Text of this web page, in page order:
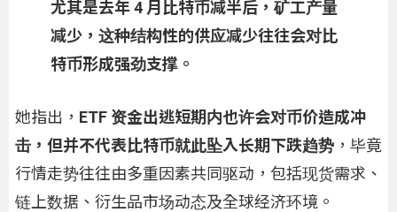
尤其是去年 4 月比特币减半后，矿工产量
减少，这种结构性的供应减少往往会对比
特币形成强劲支撑。
她指出， ETF 资金出逃短期内也许会对币价造成冲
击，但并不代表比特币就此坠入长期下跌趋势，毕竟
行情走势往往由多重因素共同驱动，包括现货需求、
链上数据、衍生品市场动态及全球经济环境。